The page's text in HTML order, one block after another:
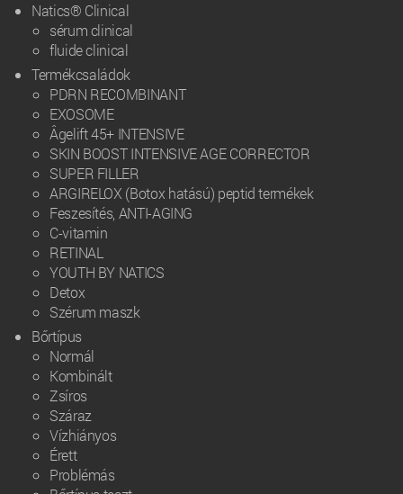
Natics® Clinical
sérum clinical
fluide clinical
Termékcsaládok
PDRN RECOMBINANT
EXOSOME
Âgelift 45+ INTENSIVE
SKIN BOOST INTENSIVE AGE CORRECTOR
SUPER FILLER
ARGIRELOX (Botox hatású) peptid termékek
Feszesítés, ANTI-AGING
C-vitamin
RETINAL
YOUTH BY NATICS
Detox
Szérum maszk
Bőrtípus
Normál
Kombinált
Zsíros
Száraz
Vízhiányos
Érett
Problémás